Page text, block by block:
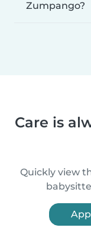
Zumpango?
Care is
Quickly view